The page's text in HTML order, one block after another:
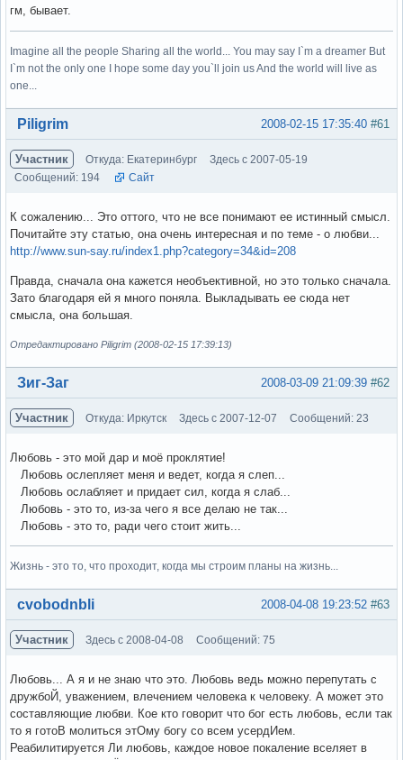
гм, бывает.
Imagine all the people Sharing all the world... You may say I`m a dreamer But
I`m not the only one I hope some day you`ll join us And the world will live as
one...
Вне форума #61
2008-02-15 17:35:40
Piligrim
Участник Откуда: Екатеринбург
Здесь с 2007-05-19
Сообщений: 194
Сайт
К сожалению... Это оттого, что не все понимают ее истинный смысл.
Почитайте эту статью, она очень интересная и по теме - о любви...
http://www.sun-say.ru/index1.php?category=34&id=208
Правда, сначала она кажется необъективной, но это только сначала.
Зато благодаря ей я много поняла. Выкладывать ее сюда нет
смысла, она большая.
Отредактировано Piligrim (2008-02-15 17:39:13)
Вне форума #62
2008-03-09 21:09:39
Зиг-Заг
Участник Откуда: Иркутск Здесь с 2007-12-07 Сообщений: 23
Любовь - это мой дар и моё проклятие!
Любовь ослепляет меня и ведет, когда я слеп...
Любовь ослабляет и придает сил, когда я слаб...
Любовь - это то, из-за чего я все делаю не так...
Любовь - это то, ради чего стоит жить...
Жизнь - это то, что проходит, когда мы строим планы на жизнь...
Вне форума #63
2008-04-08 19:23:52
cvobodnbli
Участник Здесь с 2008-04-08 Сообщений: 75
Любовь... А я и не знаю что это. Любовь ведь можно перепутать с
дружбоЙ, уважением, влечением человека к человеку. А может это
составляющие любви. Кое кто говорит что бог есть любовь, если так
то я готоВ молиться этОму богу со всем усердИем.
Реабилитируется Ли любовь, каждое новое покаление вселяет в